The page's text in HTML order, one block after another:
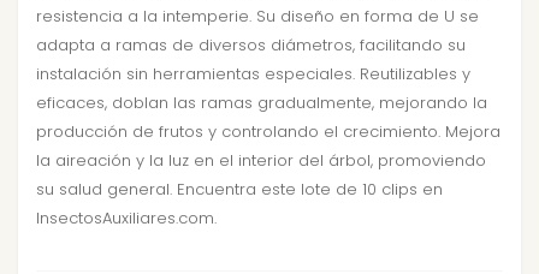
resistencia a la intemperie. Su diseño en forma de U se
adapta a ramas de diversos diámetros, facilitando su
instalación sin herramientas especiales. Reutilizables y
eficaces, doblan las ramas gradualmente, mejorando la
producción de frutos y controlando el crecimiento. Mejora
la aireación y la luz en el interior del árbol, promoviendo
su salud general. Encuentra este lote de 10 clips en
InsectosAuxiliares.com.